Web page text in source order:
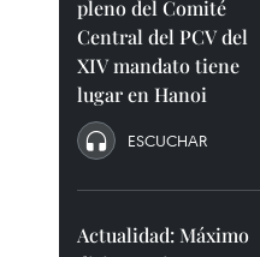
pleno del Comité
Central del PCV del
XIV mandato tiene
lugar en Hanoi
ESCUCHAR
Actualidad: Máximo